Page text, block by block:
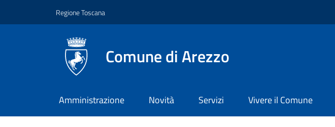
Regione Toscana
Comune di Arezzo
Amministrazione Novità Servizi Vivere il Comune